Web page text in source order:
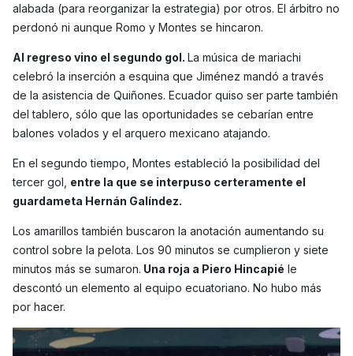
alabada (para reorganizar la estrategia) por otros. El árbitro no
perdonó ni aunque Romo y Montes se hincaron.
Al regreso vino el segundo gol. La música de mariachi
celebró la inserción a esquina que Jiménez mandó a través
de la asistencia de Quiñones. Ecuador quiso ser parte también
del tablero, sólo que las oportunidades se cebarían entre
balones volados y el arquero mexicano atajando.
En el segundo tiempo, Montes estableció la posibilidad del
tercer gol, entre la que se interpuso certeramente el
guardameta Hernán Galíndez.
Los amarillos también buscaron la anotación aumentando su
control sobre la pelota. Los 90 minutos se cumplieron y siete
minutos más se sumaron. Una roja a Piero Hincapié le
descontó un elemento al equipo ecuatoriano. No hubo más
por hacer.